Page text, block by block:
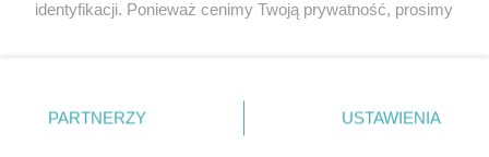
Tarnowskie Góry
Gliwice
Redakcja
identyfikacji. Ponieważ cenimy Twoją prywatność, prosimy
prywatności znajdujący się w lewym dolnym rogu strony
. Niektóre rodzaje przetwarzania danych nie wymagają
PARTNERZY USTAWIENIA